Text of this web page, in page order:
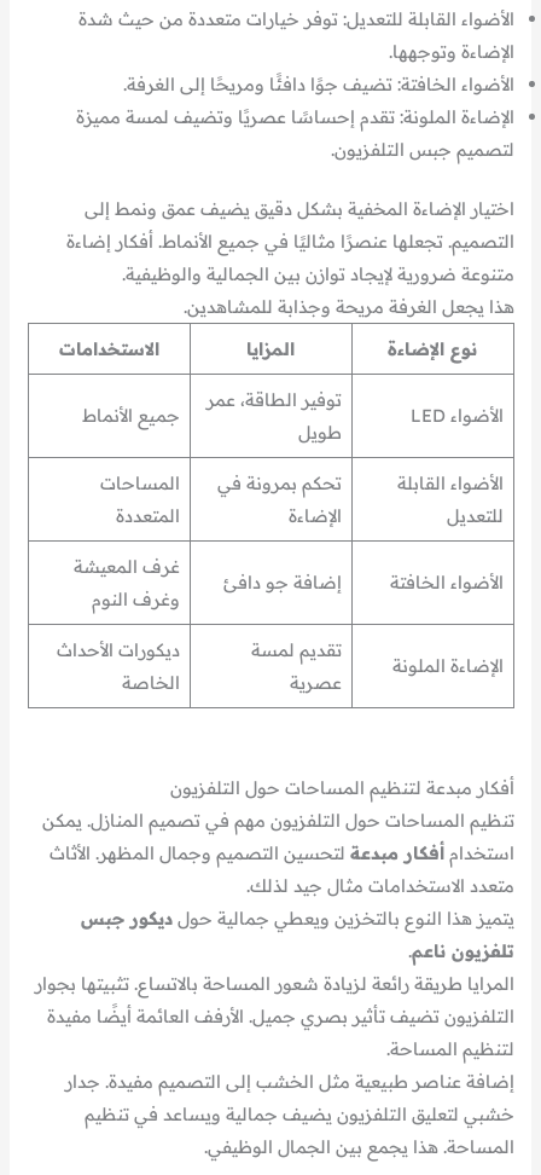
الأضواء القابلة للتعديل: توفر خيارات متعددة من حيث شدة
الإضاءة وتوجهها.
الأضواء الخافتة: تضيف جوًا دافئًا ومريحًا إلى الغرفة.
الإضاءة الملونة: تقدم إحساسًا عصريًا وتضيف لمسة مميزة
لتصميم جبس التلفزيون.
اختيار الإضاءة المخفية بشكل دقيق يضيف عمق ونمط إلى
التصميم. تجعلها عنصرًا مثاليًا في جميع الأنماط. أفكار إضاءة
متنوعة ضرورية لإيجاد توازن بين الجمالية والوظيفية.
هذا يجعل الغرفة مريحة وجذابة للمشاهدين.
نوع الإضاءة
المزايا الاستخدامات
الأضواء LED
توفير الطاقة، عمر
طويل
جميع الأنماط
الأضواء القابلة
للتعديل
تحكم بمرونة في
الإضاءة
المساحات
المتعددة
الأضواء الخافتة إضافة جو دافئ
غرف المعيشة
وغرف النوم
الإضاءة الملونة
تقديم لمسة
عصرية
ديكورات الأحداث
الخاصة
أفكار مبدعة لتنظيم المساحات حول التلفزيون
تنظيم المساحات حول التلفزيون مهم في تصميم المنازل. يمكن
استخدامأفكار مبدعة لتحسين التصميم وجمال المظهر. الأثاث
متعدد الاستخدامات مثال جيد لذلك.
يتميز هذا النوع بالتخزين ويعطي جمالية حولديكور جبس
تلفزيون ناعم.
المرايا طريقة رائعة لزيادة شعور المساحة بالاتساع. تثبيتها بجوار
التلفزيون تضيف تأثير بصري جميل. الأرفف العائمة أيضًا مفيدة
لتنظيم المساحة.
إضافة عناصر طبيعية مثل الخشب إلى التصميم مفيدة. جدار
خشبي لتعليق التلفزيون يضيف جمالية ويساعد في تنظيم
المساحة. هذا يجمع بين الجمال الوظيفي.